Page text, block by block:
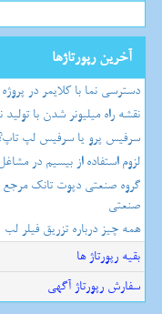
آخرین رپورتاژها
دسترسی نما با کلایمر در
نقشه راه میلیونر شدن با تولید
سرفیس پرو یا سرفیس لپ
لزوم استفاده از بیسیم در
گروه صنعتی دپوت تانک
صنعتی
همه چیز درباره تزریق فیلر لب
بقیه رپورتاژ ها
سفارش رپورتاژ آگهی